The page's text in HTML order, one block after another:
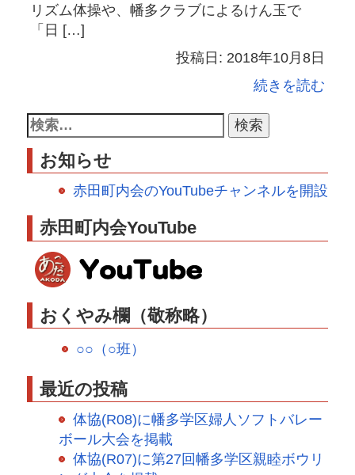
リズム体操や、幡多クラブによるけん玉で
「日 […]
投稿日: 2018年10月8日
続きを読む
お知らせ
赤田町内会のYouTubeチャンネルを開設
赤田町内会YouTube
おくやみ欄（敬称略）
○○（○班）
最近の投稿
体協(R08)に幡多学区婦人ソフトバレー
ボール大会を掲載
体協(R07)に第27回幡多学区親睦ボウリ